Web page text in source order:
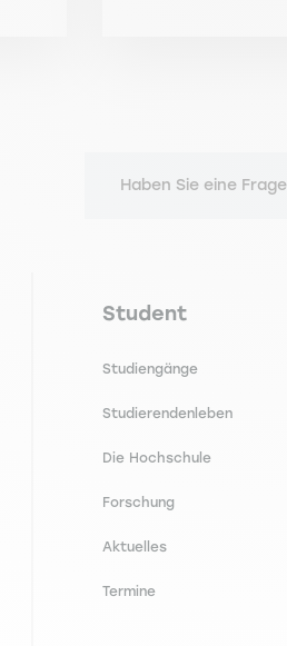
Haben Sie eine
Navigation
Student
Studiengänge
Studierendenleben
Die Hochschule
Forschung
Aktuelles
Termine